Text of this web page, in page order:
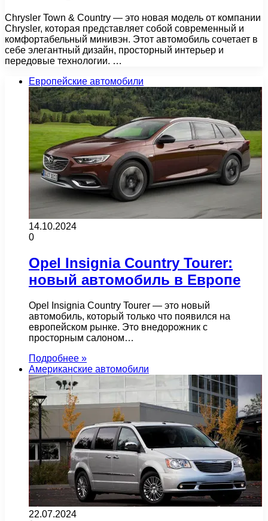
Chrysler Town & Country — это новая модель от компании
Chrysler, которая представляет собой современный и
комфортабельный минивэн. Этот автомобиль сочетает в
себе элегантный дизайн, просторный интерьер и
передовые технологии. …
Европейские автомобили
14.10.2024
0
Opel Insignia Country Tourer:
новый автомобиль в Европе
Opel Insignia Country Tourer — это новый
автомобиль, который только что появился на
европейском рынке. Это внедорожник с
просторным салоном…
Подробнее »
Американские автомобили
22.07.2024